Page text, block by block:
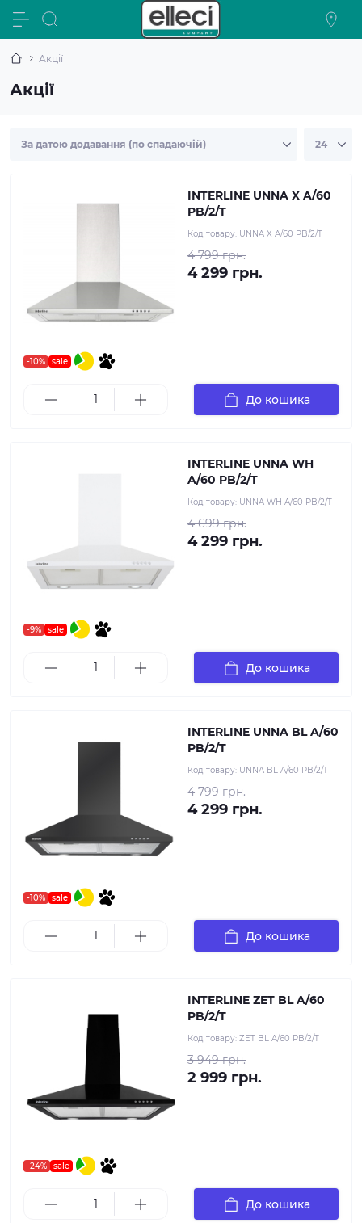
Акції
Акції
-10% sale
INTERLINE UNNA X A/60
PB/2/T
Код товару: UNNA X A/60 PB/2/T
4 799 грн.
4 299 грн.
До кошика
-9% sale
INTERLINE UNNA WH
A/60 PB/2/T
Код товару: UNNA WH A/60 PB/2/T
4 699 грн.
4 299 грн.
До кошика
-10% sale
INTERLINE UNNA BL A/60
PB/2/T
Код товару: UNNA BL A/60 PB/2/T
4 799 грн.
4 299 грн.
До кошика
-24% sale
INTERLINE ZET BL A/60
PB/2/T
Код товару: ZET BL A/60 PB/2/T
3 949 грн.
2 999 грн.
До кошика